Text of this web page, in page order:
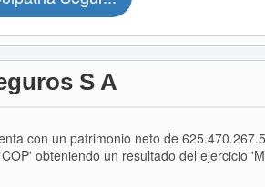
S A
con un patrimonio neto de
obteniendo un resultado del ejercicio